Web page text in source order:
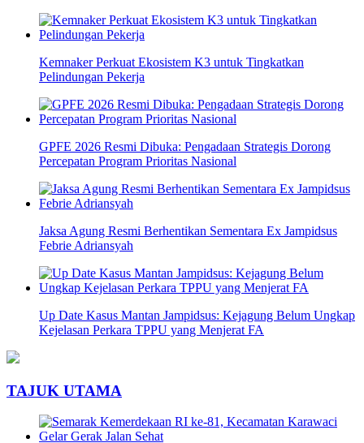
Kemnaker Perkuat Ekosistem K3 untuk Tingkatkan
Pelindungan Pekerja
GPFE 2026 Resmi Dibuka: Pengadaan Strategis Dorong
Percepatan Program Prioritas Nasional
Jaksa Agung Resmi Berhentikan Sementara Ex Jampidsus
Febrie Adriansyah
Up Date Kasus Mantan Jampidsus: Kejagung Belum Ungkap
Kejelasan Perkara TPPU yang Menjerat FA
TAJUK UTAMA